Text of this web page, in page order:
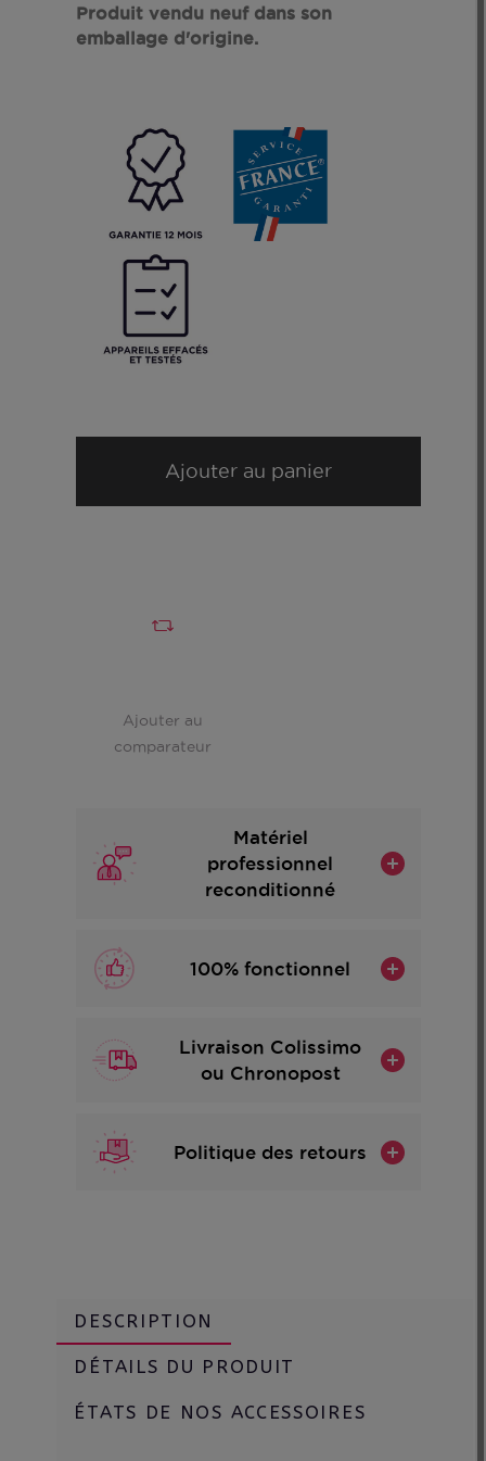
Produit vendu neuf dans son
emballage d'origine.
Ajouter au panier
Ajouter au
comparateur
Matériel
professionnel
reconditionné
100% fonctionnel
Livraison Colissimo
ou Chronopost
Politique des retours
DESCRIPTION
DÉTAILS DU PRODUIT
ÉTATS DE NOS ACCESSOIRES